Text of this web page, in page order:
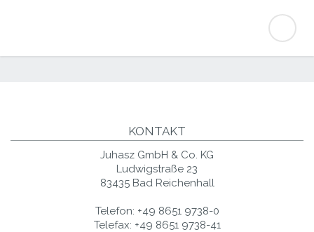
KONTAKT
Juhasz GmbH & Co. KG
Ludwigstraße 23
83435 Bad Reichenhall
Telefon: +49 8651 9738-0
Telefax: +49 8651 9738-41